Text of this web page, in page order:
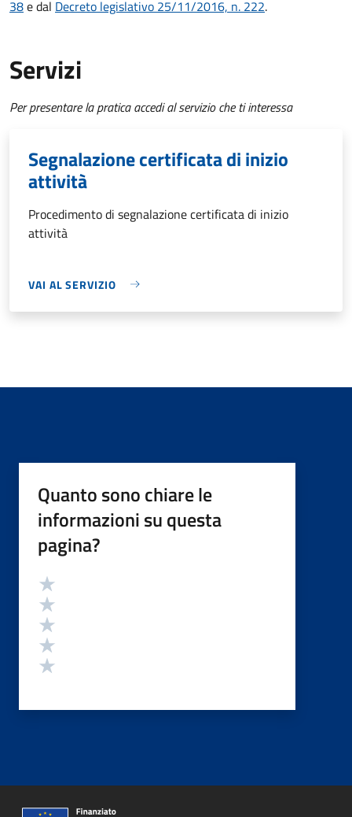
38e dal Decreto legislativo 25/11/2016, n. 222.
Servizi
Per presentare la pratica accedi al servizio che ti interessa
Segnalazione certificata di inizio
attività
Procedimento di segnalazione certificata di inizio
attività
VAI AL SERVIZIO
Quanto sono chiare le
informazioni su questa
pagina?
Valutazione